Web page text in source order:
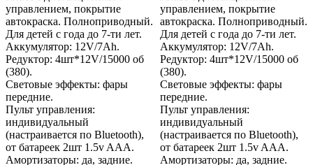
управлением, покрытие
автокраска. Полноприводный.
Для детей с года до 7-ти лет.
Аккумулятор: 12V/7Ah.
Редуктор: 4шт*12V/15000 об
(380).
Световые эффекты: фары
передние.
Пульт управления:
индивидуальный
(настраивается по Bluetooth),
от батареек 2шт 1.5v AAА.
Амортизаторы: да, задние.
управлением, покрытие
автокраска. Полноприводный.
Для детей с года до 7-ти лет.
Аккумулятор: 12V/7Ah.
Редуктор: 4шт*12V/15000 об
(380).
Световые эффекты: фары
передние.
Пульт управления:
индивидуальный
(настраивается по Bluetooth),
от батареек 2шт 1.5v AAА.
Амортизаторы: да, задние.